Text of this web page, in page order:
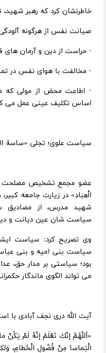
خاطرنشان کرد که رهبر
صیانت نفس از هرگونه
· حراست از دین و آرمان های
· مخالفت با هوای نفس در
· اطاعت محض از مولی که
اساس تکلیف عینی عمل می
سیاست علوی؛ تجلی «ساسة
عضو مجمع تشخیص مصلحت
الْعِبَادِ» در زیارت جامعه
شهید مدرس، از مصادیق
سیاست شان عین دیانت و
وی تصریح کرد: سیاست
سیاست بنی امیه و بنی
بود؛ سیاستی بر مدار حق،
می تواند الگوی ماندگار
آیت الله دری نجف آبادی با
«أللّهُمَّ إنّكَ تَعْلَمُ إنَّهُ لَمْ يَكُنْ
الْتِماسا مِنْ فُضُولِ الْحُطامِ،